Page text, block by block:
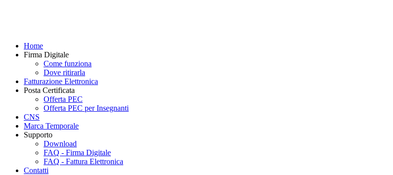
Home
Firma Digitale
Come funziona
Dove ritirarla
Fatturazione Elettronica
Posta Certificata
Offerta PEC
Offerta PEC per Insegnanti
CNS
Marca Temporale
Supporto
Download
FAQ - Firma Digitale
FAQ - Fattura Elettronica
Contatti